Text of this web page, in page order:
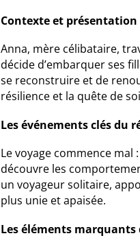
Contexte et
Anna, mère célibataire,
décide d’embarquer ses
se reconstruire et de
résilience et la quête de
Les événements clés du
Le voyage commence
découvre les
un voyageur solitaire,
plus unie et apaisée.
Les éléments marquants